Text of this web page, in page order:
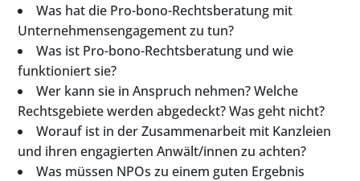
Was hat die Pro-bono-Rechtsberatung mit
Unternehmensengagement zu tun?
Was ist Pro-bono-Rechtsberatung und wie
funktioniert sie?
Wer kann sie in Anspruch nehmen? Welche
Rechtsgebiete werden abgedeckt? Was geht nicht?
Worauf ist in der Zusammenarbeit mit Kanzleien
und ihren engagierten Anwält/innen zu achten?
Was müssen NPOs zu einem guten Ergebnis